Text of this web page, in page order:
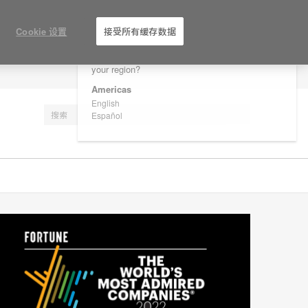
Are you in United States?
your region?
Americas
English
Español
Cookie 设置 接受所有缓存数据